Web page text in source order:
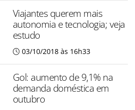
Viajantes querem mais
autonomia e tecnologia; veja
estudo
03/10/2018 às 16h33
Gol: aumento de 9,1% na
demanda doméstica em
outubro